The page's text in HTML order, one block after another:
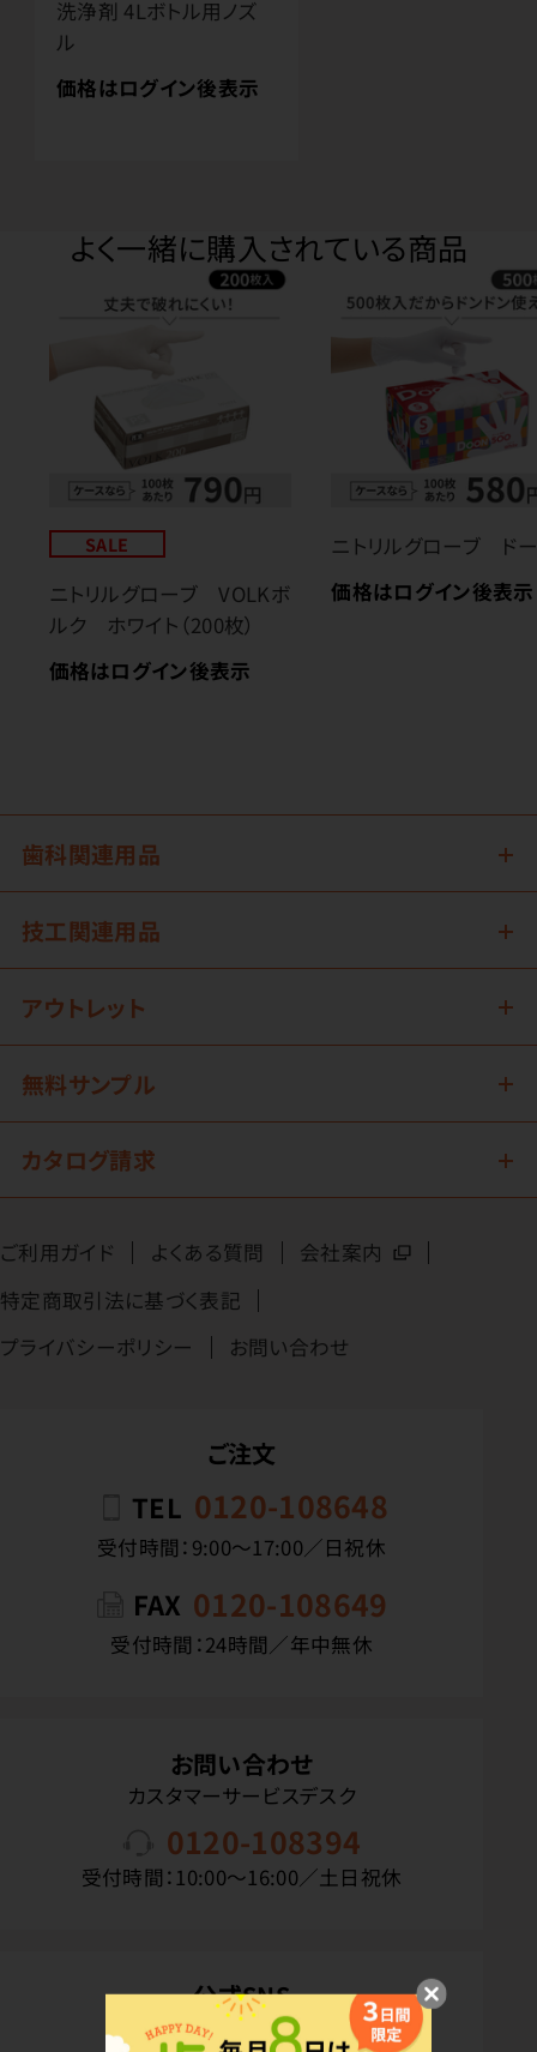
洗浄剤 4Lボトル用ノズ
ル
価格はログイン後表示
よく一緒に購入されている商品
SALE
ニトリルグローブ VOLKボ
ルク ホワイト（200枚）
価格はログイン後表示
ニトリルグローブ ド
価格はログイン後表示
歯科関連用品
技工関連用品
アウトレット
無料サンプル
カタログ請求
ご利用ガイド よくある質問
会社案内
特定商取引法に基づく表記
プライバシーポリシー
お問い合わせ
ご注文
TEL 0120-108648
受付時間：9:00〜17:00／日祝休
FAX 0120-108649
受付時間：24時間／年中無休
お問い合わせ
カスタマーサービスデスク
0120-108394
受付時間：10:00〜16:00／土日祝休
公式SNS